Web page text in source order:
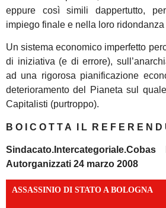
eppure così simili dappertutto,
impiego finale e nella loro
Un sistema economico imperfetto
di iniziativa (e di errore),
ad una rigorosa pianificazione
deterioramento del Pianeta sul
Capitalisti (purtroppo).
B O I C O T T A I L R E F E R E N D
Sindacato.I ntercategoriale.Cobas
Autorganizzati 24 marzo 2008
ASSASSINIO DI STATO A BOLOGNA